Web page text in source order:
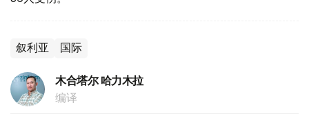
叙利亚 国际
木合塔尔 哈力木拉
编译